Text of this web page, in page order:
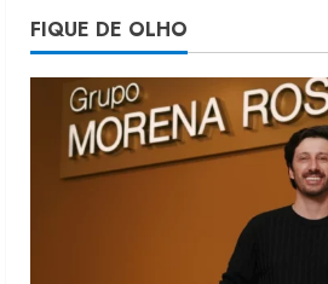
5
Morena Rosa
estoque
4 de agosto de
FIQUE DE OLHO